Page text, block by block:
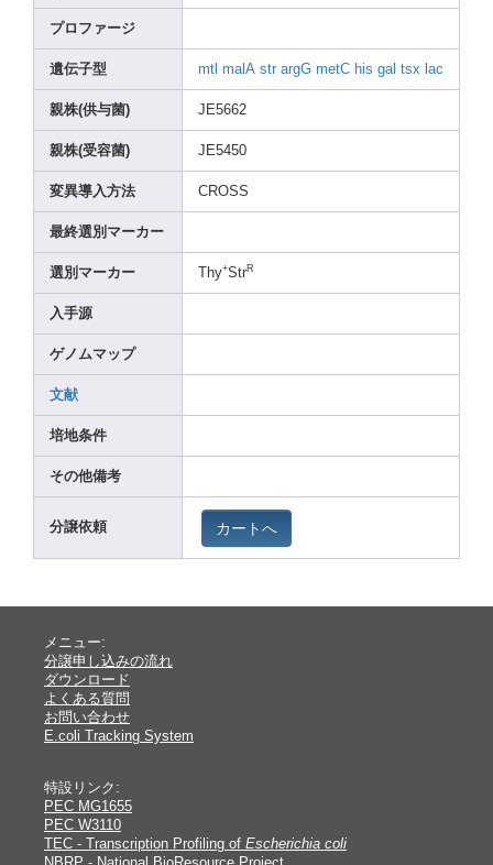
プロファージ
遺伝子型 mtl malA str argG metC his gal tsx lac
親株(供与菌) JE5662
親株(受容菌) JE5450
変異導入方法 CROSS
最終選別マーカー
選別マーカー Thy+StrR
入手源
ゲノムマップ
文献
培地条件
その他備考
分譲依頼 カートへ
メニュー:
分譲申し込みの流れ
ダウンロード
よくある質問
お問い合わせ
E.coli Tracking System
特設リンク:
PEC MG1655
PEC W3110
TEC - Transcription Profiling of Escherichia coli